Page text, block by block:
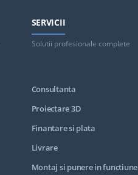
SERVICII
Solutii profesionale complete
Consultanta
Proiectare 3D
Finantare si plata
Livrare
Montaj si punere in functiune